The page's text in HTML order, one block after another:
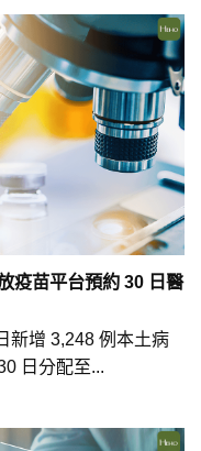
台預約 30 日醫
新增 3,248 例本土病
日分配至...